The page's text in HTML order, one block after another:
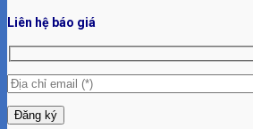
Liên hệ báo giá